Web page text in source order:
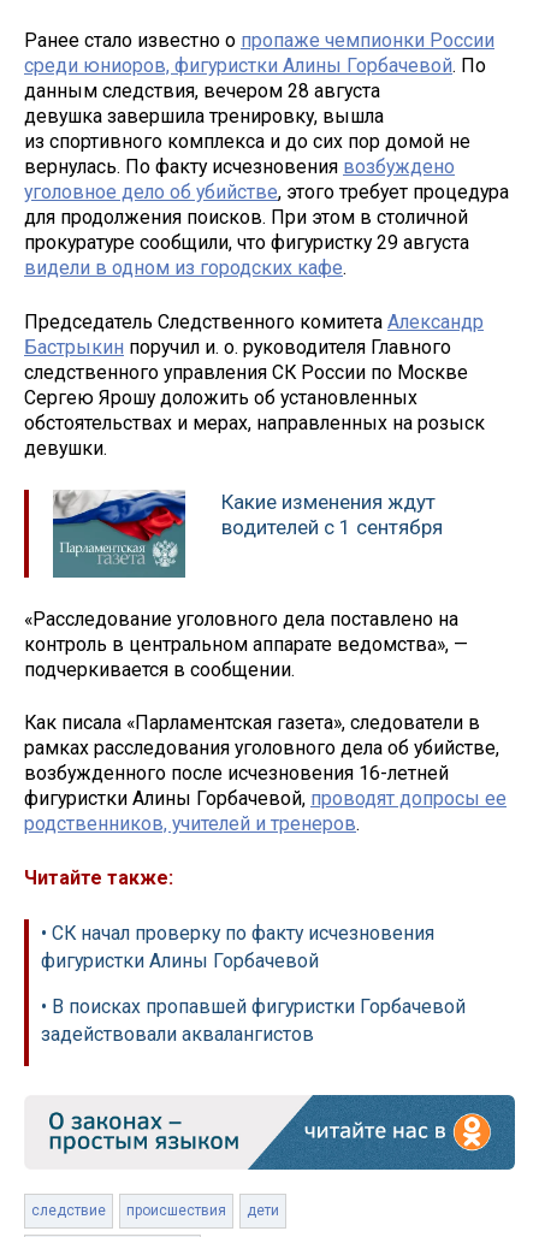
Ранее стало известно о пропаже чемпионки России
среди юниоров, фигуристки Алины Горбачевой. По
данным следствия, вечером 28 августа
девушка завершила тренировку, вышла
из спортивного комплекса и до сих пор домой не
вернулась. По факту исчезновения возбуждено
уголовное дело об убийстве, этого требует процедура
для продолжения поисков. При этом в столичной
прокуратуре сообщили, что фигуристку 29 августа
видели в одном из городских кафе.
Председатель Следственного комитета Александр
Бастрыкин поручил и. о. руководителя Главного
следственного управления СК России по Москве
Сергею Ярошу доложить об установленных
обстоятельствах и мерах, направленных на розыск
девушки.
Какие изменения ждут
водителей с 1 сентября
«Расследование уголовного дела поставлено на
контроль в центральном аппарате ведомства», —
подчеркивается в сообщении.
Как писала «Парламентская газета», следователи в
рамках расследования уголовного дела об убийстве,
возбужденного после исчезновения 16-летней
фигуристки Алины Горбачевой, проводят допросы ее
родственников, учителей и тренеров.
Читайте также:
• СК начал проверку по факту исчезновения
фигуристки Алины Горбачевой
• В поисках пропавшей фигуристки Горбачевой
задействовали аквалангистов
следствие происшествия дети